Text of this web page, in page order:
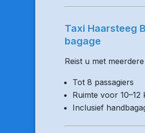
Taxi Haarsteeg
bagage
Reist u met
Tot 8 passagiers
Ruimte voor 10–12
Inclusief